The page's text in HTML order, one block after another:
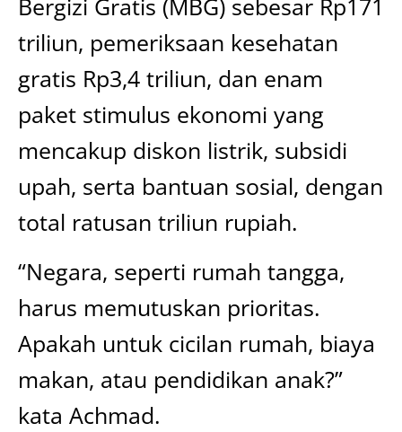
Bergizi Gratis (MBG) sebesar Rp171
triliun, pemeriksaan kesehatan
gratis Rp3,4 triliun, dan enam
paket stimulus ekonomi yang
mencakup diskon listrik, subsidi
upah, serta bantuan sosial, dengan
total ratusan triliun rupiah.
“Negara, seperti rumah tangga,
harus memutuskan prioritas.
Apakah untuk cicilan rumah, biaya
makan, atau pendidikan anak?”
kata Achmad.